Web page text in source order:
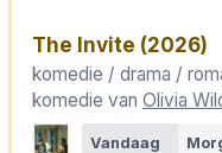
The Invite (2026)
komedie / drama /
komedie van Olivia
Vandaag